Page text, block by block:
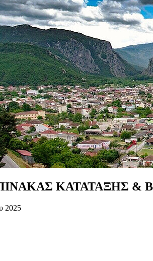
ΚΑΤΑΤΑΞΗΣ &
2025